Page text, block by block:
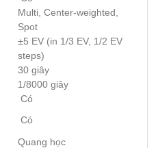
Multi, Center-weighted,
Spot
±5 EV (in 1/3 EV, 1/2 EV
steps)
30 giây
1/8000 giây
Có
Có
Quang học